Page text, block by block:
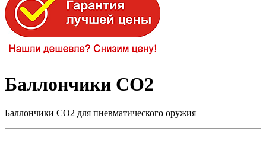
Баллончики СО2
Баллончики СО2 для пневматического оружия